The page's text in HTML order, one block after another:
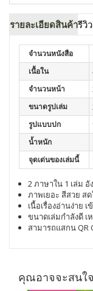
รายละเอียดสินค้ารีวิ
จำนวนหนังสือ
เนื้อใน
จำนวนหน้า
ขนาดรูปเล่ม
รูปแบบปก
น้ำหนัก
จุดเด่นของเล่มนี้
2 ภาษาใน 1 เล่ม
ภาพเยอะ สีสวย ส
เนื้อเรื่องอ่านง่าย
ขนาดเล่มกำลังดี เ
สามารถแสกน QR
คุณอาจจะสนใ